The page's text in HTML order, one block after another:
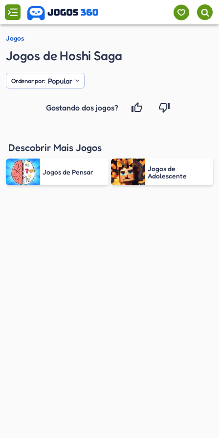
Jogos
Jogos de Hoshi Saga
Ordenar por: Popular
Gostando dos jogos?
Descobrir Mais Jogos
Jogos de Pensar
Jogos de
Adolescente